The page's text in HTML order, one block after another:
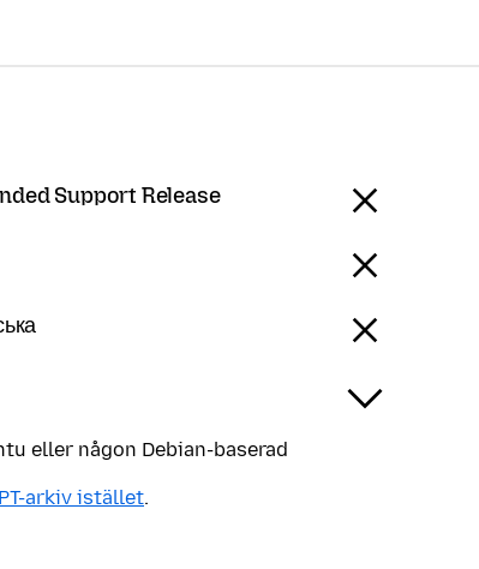
Support Release
eller någon Debian-baserad
arkiv istället.